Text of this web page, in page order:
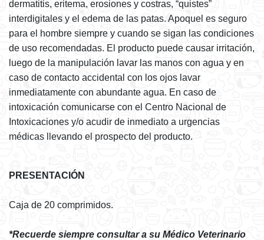
dermatitis, eritema, erosiones y costras, “quistes”
interdigitales y el edema de las patas. Apoquel es seguro
para el hombre siempre y cuando se sigan las condiciones
de uso recomendadas. El producto puede causar irritación,
luego de la manipulación lavar las manos con agua y en
caso de contacto accidental con los ojos lavar
inmediatamente con abundante agua. En caso de
intoxicación comunicarse con el Centro Nacional de
Intoxicaciones y/o acudir de inmediato a urgencias
médicas llevando el prospecto del producto.
PRESENTACIÓN
Caja de 20 comprimidos.
*Recuerde siempre consultar a su Médico Veterinario